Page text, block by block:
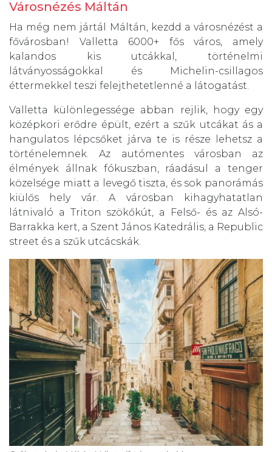
Városnézés Máltán
Ha még nem jártál Máltán, kezdd a városnézést a
fővárosban! Valletta 6000+ fős város, amely
kalandos kis utcákkal, történelmi
látványosságokkal és Michelin-csillagos
éttermekkel teszi felejthetetlenné a látogatást.
Valletta különlegessége abban rejlik, hogy egy
középkori erődre épült, ezért a szűk utcákat ás a
hangulatos lépcsőket járva te is része lehetsz a
történelemnek. Az autómentes városban az
élmények állnak fókuszban, ráadásul a tenger
közelsége miatt a levegő tiszta, és sok panorámás
kiülős hely vár. A városban kihagyhatatlan
látnivaló a Triton szökőkút, a Felső- és az Alsó-
Barrakka kert, a Szent János Katedrális, a Republic
street és a szűk utcácskák.